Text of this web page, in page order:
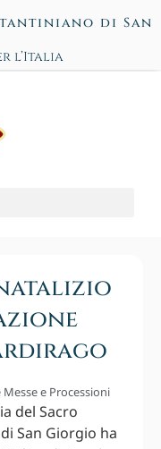
di San
l’Italia
Messe e Processioni
del Sacro
San Giorgio ha